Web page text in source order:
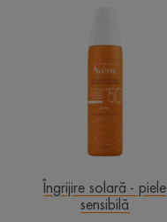
SPF
50+
Îngrijire solară - piele
sensibilă